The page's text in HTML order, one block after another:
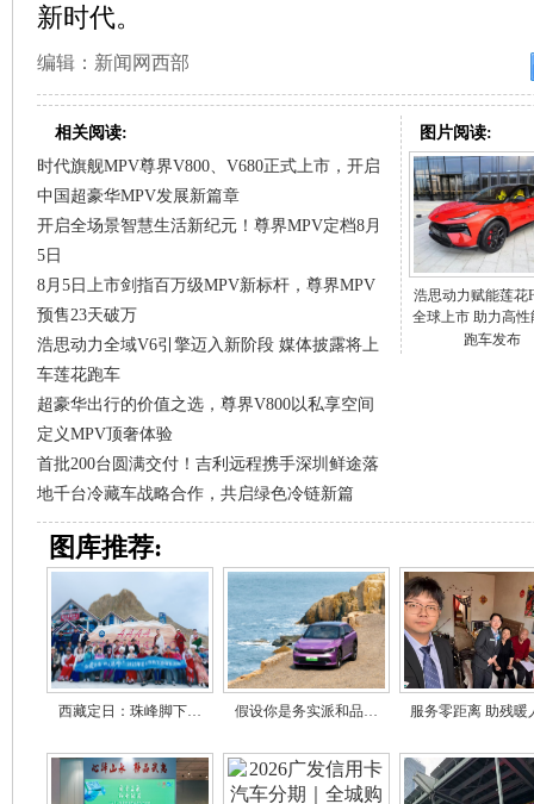
新时代。
编辑：新闻网西部
相关阅读:
时代旗舰MPV尊界V800、V680正式上市，开启
中国超豪华MPV发展新篇章
开启全场景智慧生活新纪元！尊界MPV定档8月
5日
8月5日上市剑指百万级MPV新标杆，尊界MPV
预售23天破万
浩思动力全域V6引擎迈入新阶段 媒体披露将上
车莲花跑车
超豪华出行的价值之选，尊界V800以私享空间
定义MPV顶奢体验
首批200台圆满交付！吉利远程携手深圳鲜途落
地千台冷藏车战略合作，共启绿色冷链新篇
图片阅读:
浩思动力赋能莲花
全球上市 助力高
跑车发布
图库推荐:
西藏定日：珠峰脚下… 假设你是务实派和品… 服务零距离 助残